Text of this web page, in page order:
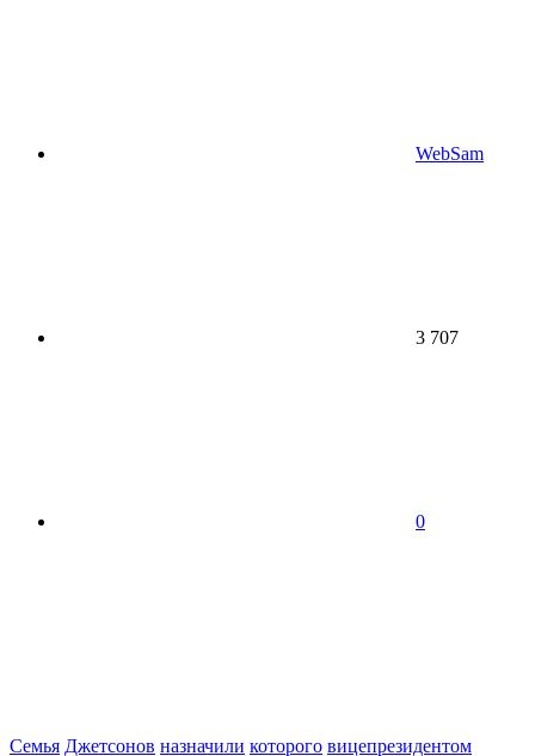
WebSam
3 707
0
Семья Джетсонов назначили которого вицепрезидентом